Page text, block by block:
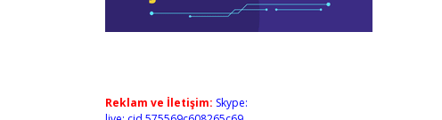
Reklam ve İletişim: Skype: